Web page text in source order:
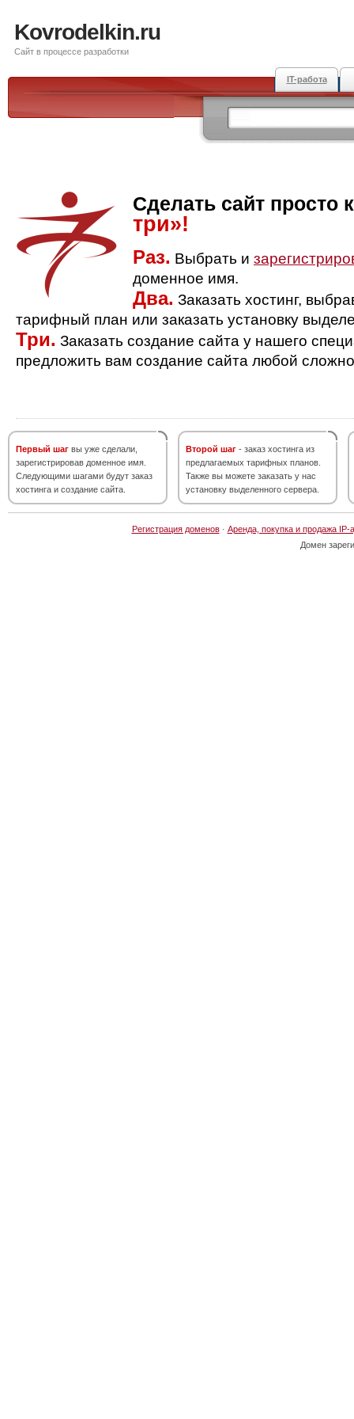
Kovrodelkin.ru
Сайт в процессе разработки
IT-работа
Сделать сайт просто
три»!
Раз. Выбрать и
доменное имя.
Два. Заказать хостинг,
тарифный план или заказать установку
Три. Заказать создание сайта у нашего
предложить вам создание сайта любой
Первый шаг вы уже сделали,
зарегистрировав доменное имя.
Следующими шагами будут заказ
хостинга и создание сайта.
Второй шаг - заказ хостинга из
предлагаемых тарифных планов.
Также вы можете заказать у нас
установку выделенного сервера.
Регистрация доменов· Аренда, покупка и продажа IP-
Домен